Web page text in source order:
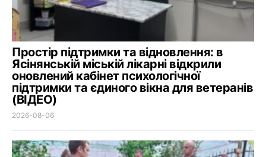
Простір підтримки та відновлення: в
Ясінянській міській лікарні відкрили
оновлений кабінет психологічної
підтримки та єдиного вікна для ветеранів
(ВІДЕО)
2026-08-06